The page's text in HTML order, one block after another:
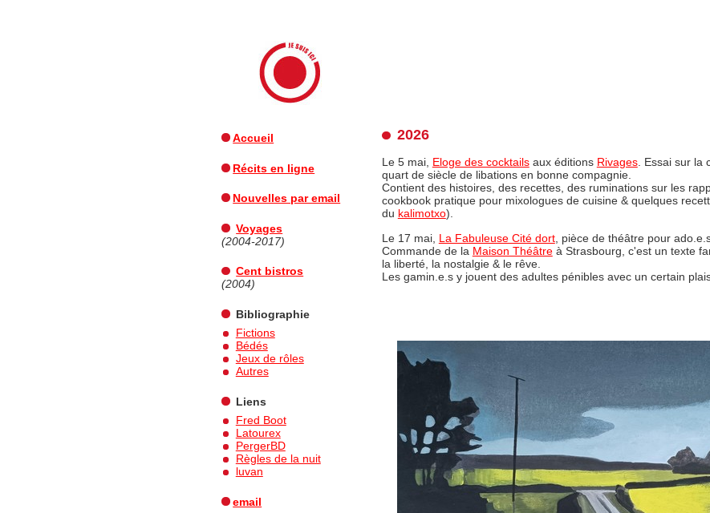
JE SUIS ICI — Léo Henry
Accueil
Récits en ligne
Nouvelles par email
Voyages
(2004-2017)
Cent bistros
(2004)
Bibliographie
Fictions
Bédés
Jeux de rôles
Autres
Liens
Fred Boot
Latourex
PergerBD
Règles de la nuit
luvan
email
2026
Le 5 mai, Eloge des cocktailsaux éditions Rivages. Essai sur la
quart de siècle de libations en bonne compagnie.
Contient des histoires, des recettes, des ruminations sur les
cookbook pratique pour mixologues de cuisine & quelques
du kalimotxo).
Le 17 mai, La Fabuleuse Cité dort, pièce de théâtre pour
Commande de la Maison Théâtreà Strasbourg, c'est un texte
la liberté, la nostalgie & le rêve.
Les gamin.e.s y jouent des adultes pénibles avec un certain